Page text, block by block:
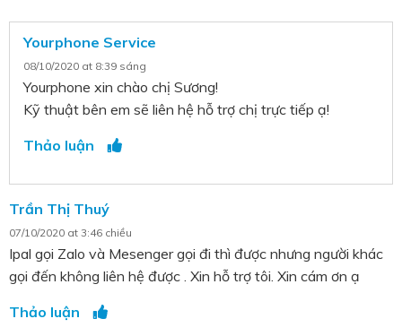
Yourphone Service
08/10/2020 at 8:39 sáng
Yourphone xin chào chị Sương!
Kỹ thuật bên em sẽ liên hệ hỗ trợ chị trực tiếp ạ!
Thảo luận
Trần Thị Thuý
07/10/2020 at 3:46 chiều
Ipal gọi Zalo và Mesenger gọi đi thì được nhưng người khác
gọi đến không liên hệ được . Xin hỗ trợ tôi. Xin cám ơn ạ
Thảo luận